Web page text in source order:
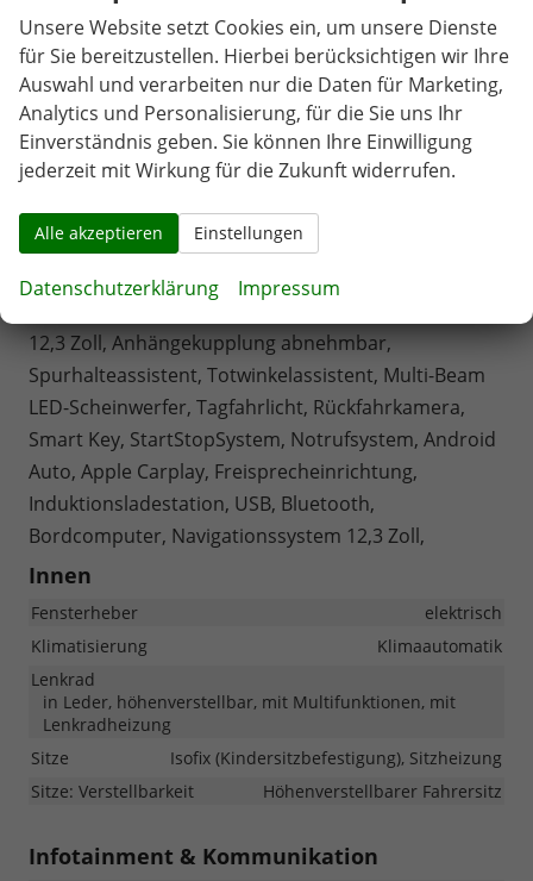
Beschreibung
Fahrersitz höhenverstellbar, Lederlenkrad, Sitzbezug
Stoff, Lenkrad höhenverstellbar, Beheizbares
Lenkrad, Multifunktionslenkrad, Isofix, 18 Zoll
Alufelgen , ABS, Außenspiegel elektrisch anklappbar,
Fensterheber elektrisch, Climatronic, Seitenairbags,
Servolenkung, Sitzheizung vorne, Stabilitätskontrolle,
Tempomat, Wegfahrsperre, Beifahrerairbag,
Fahrerairbag, Parkpilot hinten, Parkpilot vorne,
12,3 Zoll, Anhängekupplung abnehmbar,
Spurhalteassistent, Totwinkelassistent, Multi-Beam
LED-Scheinwerfer, Tagfahrlicht, Rückfahrkamera,
Smart Key, StartStopSystem, Notrufsystem, Android
Auto, Apple Carplay, Freisprecheinrichtung,
Induktionsladestation, USB, Bluetooth,
Bordcomputer, Navigationssystem 12,3 Zoll,
Innen
Fensterheber
elektrisch
Klimatisierung
Klimaautomatik
Lenkrad
in Leder, höhenverstellbar, mit Multifunktionen, mit
Lenkradheizung
Sitze
Isofix (Kindersitzbefestigung), Sitzheizung
Sitze: Verstellbarkeit
Höhenverstellbarer Fahrersitz
Infotainment & Kommunikation
Unsere Website setzt Cookies ein, um unsere Dienste
für Sie bereitzustellen. Hierbei berücksichtigen wir Ihre
Auswahl und verarbeiten nur die Daten für Marketing,
Analytics und Personalisierung, für die Sie uns Ihr
Einverständnis geben. Sie können Ihre Einwilligung
jederzeit mit Wirkung für die Zukunft widerrufen.
Alle akzeptieren Einstellungen
Datenschutzerklärung Impressum